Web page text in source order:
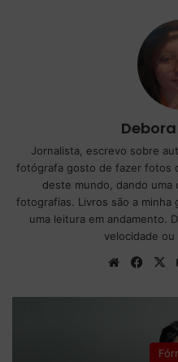
Jornalista, escrevo sobre
fotógrafa gosto de fazer fotos
deste mundo, dando uma
fotografias. Livros são a minha
uma leitura em andamento.
velocidade
We
te
Fa
bo